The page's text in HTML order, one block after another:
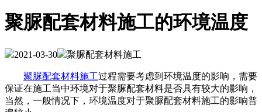
聚脲配套材料施工的环境温度
2021-03-30 聚脲配套材料施工
聚脲配套材料施工过程需要考虑到环境温度的影响，需要
保证在施工当中环境对于聚脲配套材料是否具有较大的影响，
当然，一般情况下，环境温度对于聚脲配套材料施工的影响普